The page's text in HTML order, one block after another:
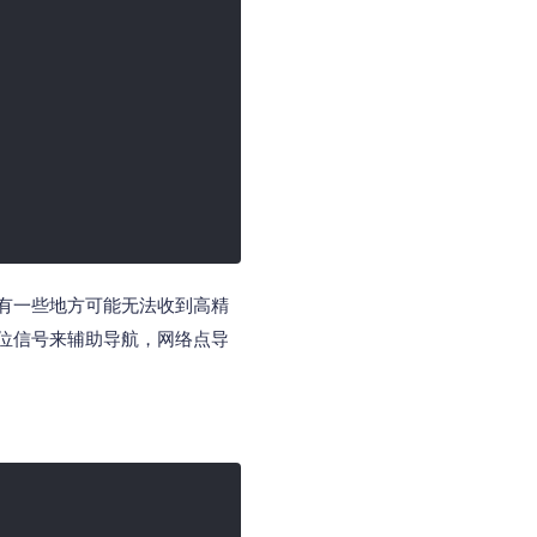
一些地方可能无法收到高精
信号来辅助导航，网络点导